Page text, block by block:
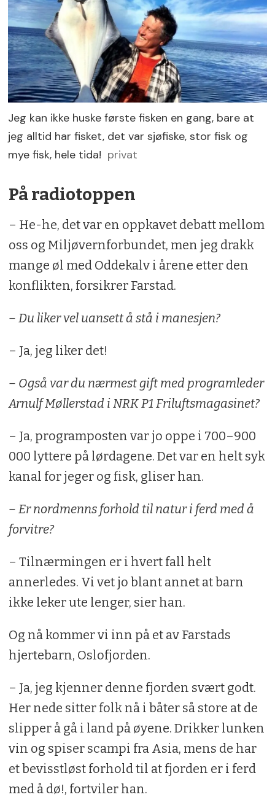
Jeg kan ikke huske første fisken en gang, bare at
jeg alltid har fisket, det var sjøfiske, stor fisk og
mye fisk, hele tida! privat
På radiotoppen
– He-he, det var en oppkavet debatt mellom
oss og Miljøvernforbundet, men jeg drakk
mange øl med Oddekalv i årene etter den
konflikten, forsikrer Farstad.
– Du liker vel uansett å stå i manesjen?
– Ja, jeg liker det!
– Også var du nærmest gift med programleder
Arnulf Møllerstad i NRK P1 Friluftsmagasinet?
– Ja, programposten var jo oppe i 700–900
000 lyttere på lørdagene. Det var en helt syk
kanal for jeger og fisk, gliser han.
– Er nordmenns forhold til natur i ferd med å
forvitre?
– Tilnærmingen er i hvert fall helt
annerledes. Vi vet jo blant annet at barn
ikke leker ute lenger, sier han.
Og nå kommer vi inn på et av Farstads
hjertebarn, Oslofjorden.
– Ja, jeg kjenner denne fjorden svært godt.
Her nede sitter folk nå i båter så store at de
slipper å gå i land på øyene. Drikker lunken
vin og spiser scampi fra Asia, mens de har
et bevisstløst forhold til at fjorden er i ferd
med å dø!, fortviler han.